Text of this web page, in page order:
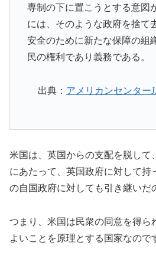
専制の下に置こうとする意図
には、そのような政府を捨て
安全のために新たな保障の組
民の権利であり義務である。
出典： アメリカンセンター
米国は、英国からの支配を脱して
にあたって、英国政府に対して持
の自国政府に対しても引き継いだ
つまり、米国は民衆の同意を得ら
よいことを原理とする国家なので